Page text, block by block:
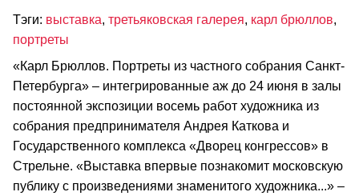
Тэги: выставка, третьяковская галерея, карл брюллов,
портреты
«Карл Брюллов. Портреты из частного собрания Санкт-
Петербурга» – интегрированные аж до 24 июня в залы
постоянной экспозиции восемь работ художника из
собрания предпринимателя Андрея Каткова и
Государственного комплекса «Дворец конгрессов» в
Стрельне. «Выставка впервые познакомит московскую
публику с произведениями знаменитого художника...» –